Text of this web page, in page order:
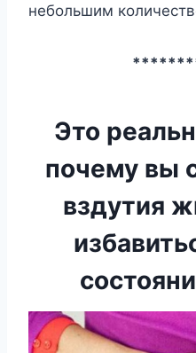
небольшим
Это
почему вы
вздутия